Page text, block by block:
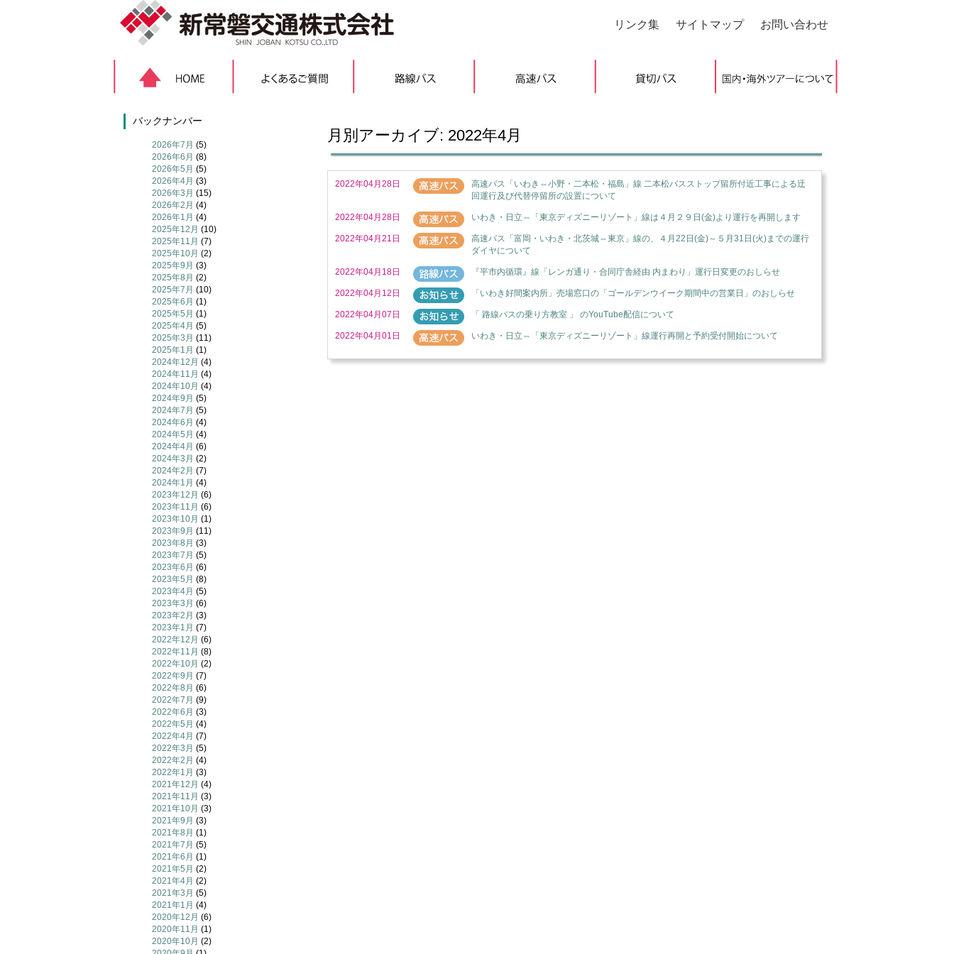
リンク集 サイトマップ お問い合わせ
月別アーカイブ: 2022年4月
2022年04月28日
高速バス「いわき⇔小野・二本松・福島」線 二本松バスストップ留所付近工事による迂
回運行及び代替停留所の設置について
2022年04月28日 いわき・日立⇔「東京ディズニーリゾート」線は４月２９日(金)より運行を再開します
2022年04月21日
高速バス「富岡・いわき・北茨城⇔東京」線の、４月22日(金)～５月31日(火)までの運行
ダイヤについて
2022年04月18日 『平市内循環』線「レンガ通り・合同庁舎経由 内まわり」運行日変更のおしらせ
2022年04月12日 「いわき好間案内所」売場窓口の「ゴールデンウイーク期間中の営業日」のおしらせ
2022年04月07日 「 路線バスの乗り方教室 」 のYouTube配信について
2022年04月01日 いわき・日立⇔「東京ディズニーリゾート」線運行再開と予約受付開始について
バックナンバー
2026年7月 (5)
2026年6月 (8)
2026年5月 (5)
2026年4月 (3)
2026年3月 (15)
2026年2月 (4)
2026年1月 (4)
2025年12月 (10)
2025年11月 (7)
2025年10月 (2)
2025年9月 (3)
2025年8月 (2)
2025年7月 (10)
2025年6月 (1)
2025年5月 (1)
2025年4月 (5)
2025年3月 (11)
2025年1月 (1)
2024年12月 (4)
2024年11月 (4)
2024年10月 (4)
2024年9月 (5)
2024年7月 (5)
2024年6月 (4)
2024年5月 (4)
2024年4月 (6)
2024年3月 (2)
2024年2月 (7)
2024年1月 (4)
2023年12月 (6)
2023年11月 (6)
2023年10月 (1)
2023年9月 (11)
2023年8月 (3)
2023年7月 (5)
2023年6月 (6)
2023年5月 (8)
2023年4月 (5)
2023年3月 (6)
2023年2月 (3)
2023年1月 (7)
2022年12月 (6)
2022年11月 (8)
2022年10月 (2)
2022年9月 (7)
2022年8月 (6)
2022年7月 (9)
2022年6月 (3)
2022年5月 (4)
2022年4月 (7)
2022年3月 (5)
2022年2月 (4)
2022年1月 (3)
2021年12月 (4)
2021年11月 (3)
2021年10月 (3)
2021年9月 (3)
2021年8月 (1)
2021年7月 (5)
2021年6月 (1)
2021年5月 (2)
2021年4月 (2)
2021年3月 (5)
2021年1月 (4)
2020年12月 (6)
2020年11月 (1)
2020年10月 (2)